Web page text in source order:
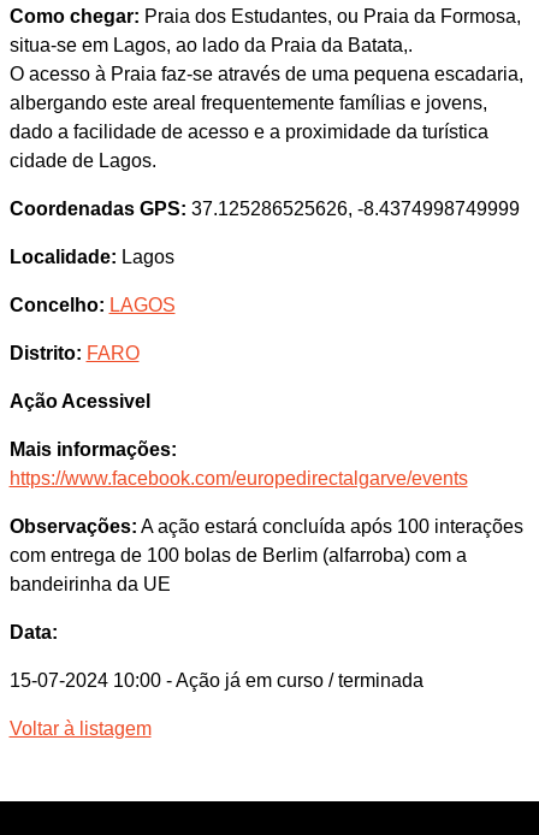
Como chegar: Praia dos Estudantes, ou Praia da Formosa,
situa-se em Lagos, ao lado da Praia da Batata,.
O acesso à Praia faz-se através de uma pequena escadaria,
albergando este areal frequentemente famílias e jovens,
dado a facilidade de acesso e a proximidade da turística
cidade de Lagos.
Coordenadas GPS: 37.125286525626, -8.4374998749999
Localidade: Lagos
Concelho: LAGOS
Distrito: FARO
Ação Acessivel
Mais informações:
https://www.facebook.com/europedirectalgarve/events
Observações: A ação estará concluída após 100 interações
com entrega de 100 bolas de Berlim (alfarroba) com a
bandeirinha da UE
Data:
15-07-2024 10:00 - Ação já em curso / terminada
Voltar à listagem